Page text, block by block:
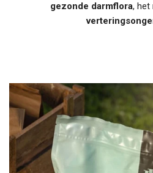
gezonde darmflora, het